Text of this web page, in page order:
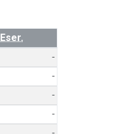
Eser.
-
-
-
-